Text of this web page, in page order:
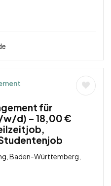
für
d) – 18,00 €
Baden-Württemberg,